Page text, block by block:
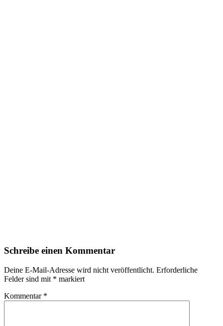
Schreibe einen Kommentar
Deine E-Mail-Adresse wird nicht veröffentlicht. Erforderliche
Felder sind mit * markiert
Kommentar *